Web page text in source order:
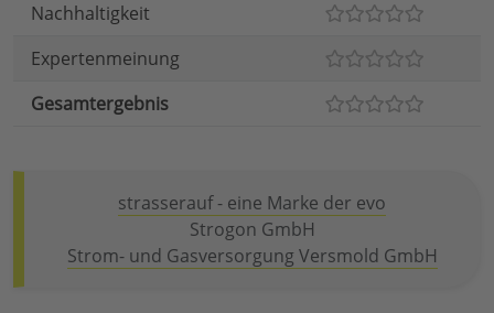
Nachhaltigkeit
Expertenmeinung
Gesamtergebnis
strasserauf - eine Marke der evo
Strogon GmbH
Strom- und Gasversorgung Versmold GmbH